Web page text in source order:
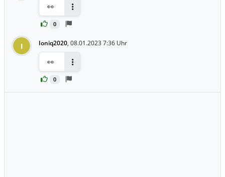
0
👀
I Ioniq2020, 08.01.2023 7:36 Uhr
0
👀